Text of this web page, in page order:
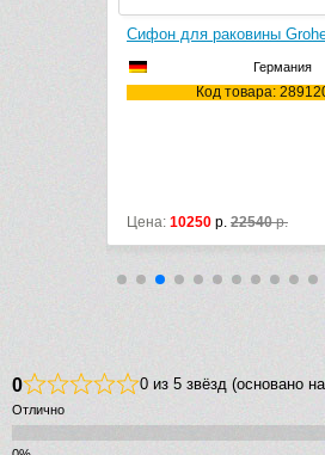
Сифон для раковины
Германия
Код товара:
Цена: 3750р.5335р.
0 0 из 5 звёзд (основано
Отлично